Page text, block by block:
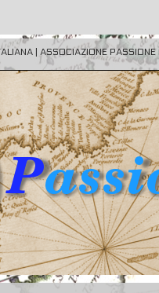
| ASSOCIAZIONE PASSIONE